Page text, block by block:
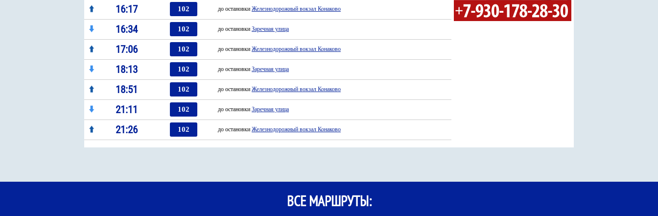
16:17 102 до остановки Железнодорожный вокзал Конаково
16:34 102 до остановки Заречная улица
17:06 102 до остановки Железнодорожный вокзал Конаково
18:13 102 до остановки Заречная улица
18:51 102 до остановки Железнодорожный вокзал Конаково
21:11 102 до остановки Заречная улица
21:26 102 до остановки Железнодорожный вокзал Конаково
ВСЕ МАРШРУТЫ: